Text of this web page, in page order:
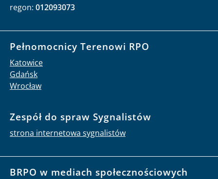
regon: 012093073
Pełnomocnicy Terenowi RPO
Katowice
Gdańsk
Wrocław
Zespół do spraw Sygnalistów
strona internetowa sygnalistów
BRPO w mediach społecznościowych